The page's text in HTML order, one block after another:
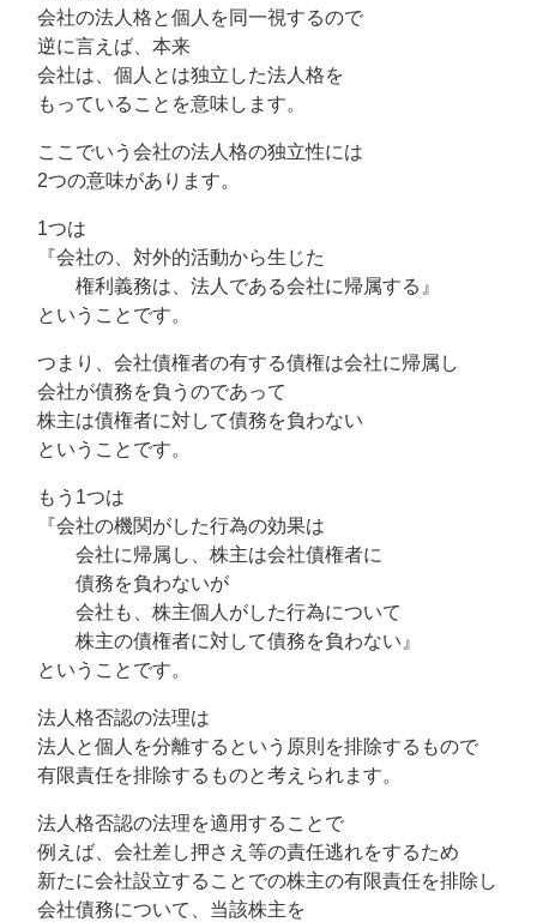
会社の法人格と個人を同一視するので
逆に言えば、本来
会社は、個人とは独立した法人格を
もっていることを意味します。
ここでいう会社の法人格の独立性には
2つの意味があります。
1つは
『会社の、対外的活動から生じた
権利義務は、法人である会社に帰属する』
ということです。
つまり、会社債権者の有する債権は会社に帰属し
会社が債務を負うのであって
株主は債権者に対して債務を負わない
ということです。
もう1つは
『会社の機関がした行為の効果は
会社に帰属し、株主は会社債権者に
債務を負わないが
会社も、株主個人がした行為について
株主の債権者に対して債務を負わない』
ということです。
法人格否認の法理は
法人と個人を分離するという原則を排除するもので
有限責任を排除するものと考えられます。
法人格否認の法理を適用することで
例えば、会社差し押さえ等の責任逃れをするため
新たに会社設立することでの株主の有限責任を排除し
会社債務について、当該株主を